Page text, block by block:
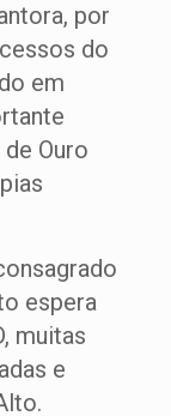
por
do
em
Ouro
espera
muitas
e